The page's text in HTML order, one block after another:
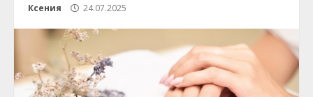
Ксения 24.07.2025